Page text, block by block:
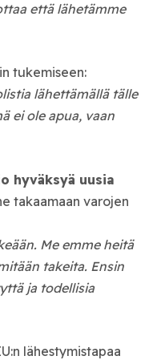
että lähetämme
tukemiseen:
lähettämällä tälle
ei ole apua, vaan
hyväksyä uusia
takaamaan varojen
Me emme heitä
takeita. Ensin
ja todellisia
lähestymistapaa